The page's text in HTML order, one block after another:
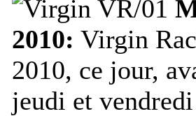
2010: Virgin
2010, ce jour,
jeudi et